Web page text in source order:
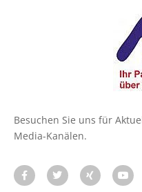
Besuchen Sie uns für
Media-Kanälen.